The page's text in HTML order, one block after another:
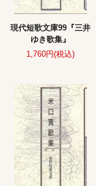
現代短歌文庫99『三井
ゆき歌集』
1,760円(税込)